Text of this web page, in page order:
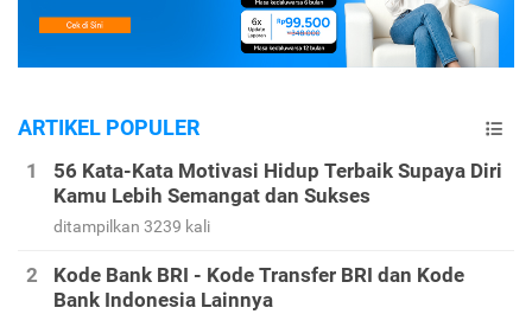
ARTIKEL POPULER
56 Kata-Kata Motivasi Hidup Terbaik Supaya Diri
Kamu Lebih Semangat dan Sukses
ditampilkan 3239 kali
Kode Bank BRI - Kode Transfer BRI dan Kode
Bank Indonesia Lainnya